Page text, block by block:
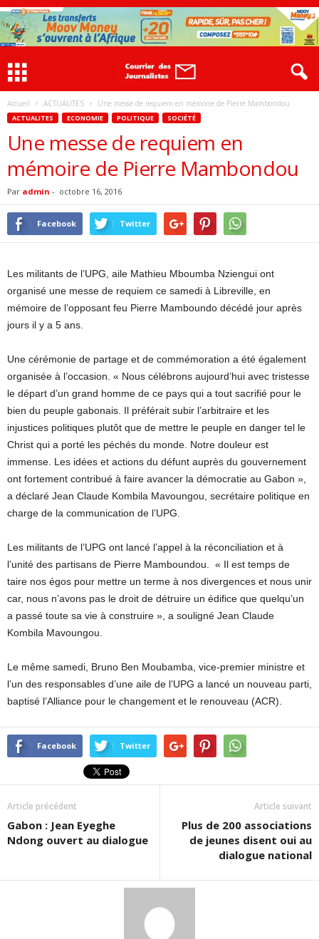
Accueil ACTUALITES Une messe de requiem en mémoire de Pierre Mambondou
ACTUALITES ECONOMIE POLITIQUE SOCIÉTÉ
Une messe de requiem en
mémoire de Pierre Mambondou
Par admin - octobre 16, 2016
Facebook Twitter
Les militants de l’UPG, aile Mathieu Mboumba Nziengui ont
organisé une messe de requiem ce samedi à Libreville, en
mémoire de l’opposant feu Pierre Mamboundo décédé jour après
jours il y a 5 ans.
Une cérémonie de partage et de commémoration a été également
organisée à l’occasion. « Nous célébrons aujourd’hui avec tristesse
le départ d’un grand homme de ce pays qui a tout sacrifié pour le
bien du peuple gabonais. Il préférait subir l’arbitraire et les
injustices politiques plutôt que de mettre le peuple en danger tel le
Christ qui a porté les péchés du monde. Notre douleur est
immense. Les idées et actions du défunt auprès du gouvernement
ont fortement contribué à faire avancer la démocratie au Gabon »,
a déclaré Jean Claude Kombila Mavoungou, secrétaire politique en
charge de la communication de l’UPG.
Les militants de l’UPG ont lancé l’appel à la réconciliation et à
l’unité des partisans de Pierre Mamboundou. « Il est temps de
taire nos égos pour mettre un terme à nos divergences et nous unir
car, nous n’avons pas le droit de détruire un édifice que quelqu’un
a passé toute sa vie à construire », a souligné Jean Claude
Kombila Mavoungou.
Le même samedi, Bruno Ben Moubamba, vice-premier ministre et
l’un des responsables d’une aile de l’UPG a lancé un nouveau parti,
baptisé l’Alliance pour le changement et le renouveau (ACR).
Facebook Twitter
Article précédent
Gabon : Jean Eyeghe
Ndong ouvert au dialogue
Article suivant
Plus de 200 associations
de jeunes disent oui au
dialogue national